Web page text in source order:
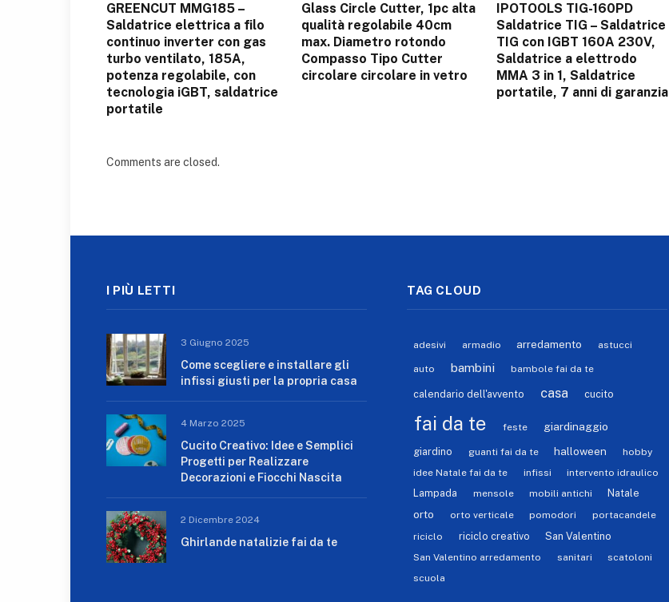
GREENCUT MMG185 –
Saldatrice elettrica a filo
continuo inverter con gas
turbo ventilato, 185A,
potenza regolabile, con
tecnologia iGBT, saldatrice
portatile
Glass Circle Cutter, 1pc alta
qualità regolabile 40cm
max. Diametro rotondo
Compasso Tipo Cutter
circolare circolare in vetro
IPOTOOLS TIG-160PD
Saldatrice TIG – Saldatrice
TIG con IGBT 160A 230V,
Saldatrice a elettrodo
MMA 3 in 1, Saldatrice
portatile, 7 anni di garanzia
Comments are closed.
I PIÙ LETTI
3 Giugno 2025
Come scegliere e installare gli
infissi giusti per la propria casa
4 Marzo 2025
Cucito Creativo: Idee e Semplici
Progetti per Realizzare
Decorazioni e Fiocchi Nascita
2 Dicembre 2024
Ghirlande natalizie fai da te
TAG CLOUD
adesivi armadio arredamento astucci
auto bambini bambole fai da te
calendario dell'avvento casa cucito
fai da te feste giardinaggio
giardino guanti fai da te halloween
hobby
idee Natale fai da te
infissi intervento idraulico
Lampada mensole mobili antichi Natale
orto orto verticale pomodori
portacandele
riciclo
riciclo creativo San Valentino
San Valentino arredamento sanitari
scatoloni
scuola